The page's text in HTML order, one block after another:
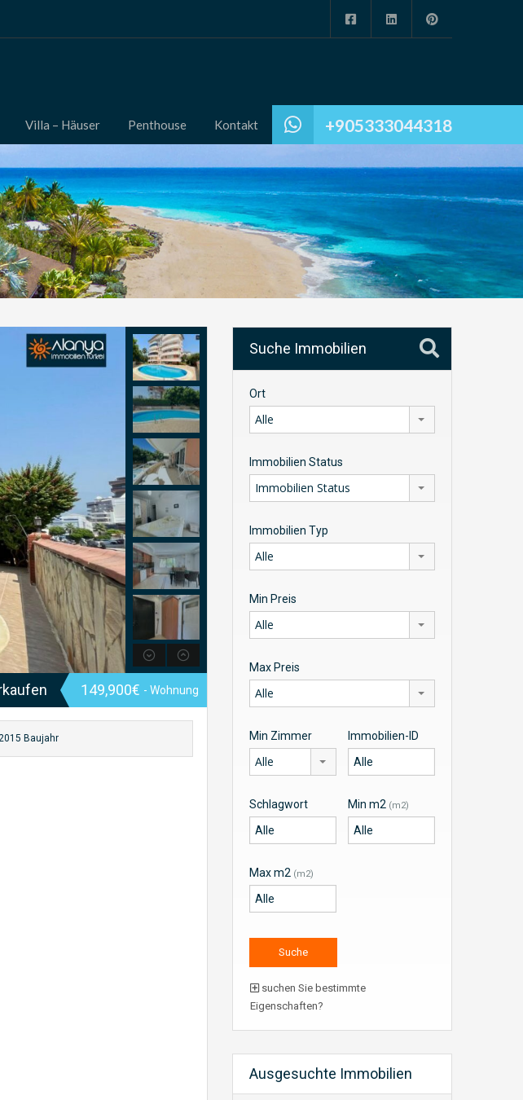
+905333044318
Villa – Häuser Penthouse Kontakt
149,900€ - Wohnung
Baujahr
Suche Immobilien
Ort
Alle
Immobilien Status
Immobilien Status
Immobilien Typ
Alle
Min Preis
Alle
Max Preis
Alle
Min Zimmer
Alle
Immobilien-ID
Schlagwort Min m2 (m2)
Max m2 (m2)
suchen Sie bestimmte
Eigenschaften?
Ausgesuchte Immobilien